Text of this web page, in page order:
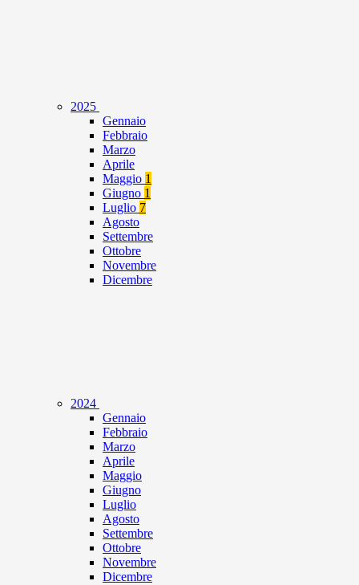
2025
Gennaio
Febbraio
Marzo
Aprile
Maggio 1
Giugno 1
Luglio 7
Agosto
Settembre
Ottobre
Novembre
Dicembre
2024
Gennaio
Febbraio
Marzo
Aprile
Maggio
Giugno
Luglio
Agosto
Settembre
Ottobre
Novembre
Dicembre